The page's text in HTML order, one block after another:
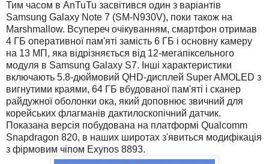
Тим часом в AnTuTu засвітився один з варіантів
Samsung Galaxy Note 7 (SM-N930V), поки також на
Marshmallow. Всупереч очікуванням, смартфон отримав
4 ГБ оперативної пам'яті замість 6 ГБ і основну камеру
на 13 МП, яка відрізняється від 12-мегапіксельного
модуля в Samsung Galaxy S7. Інші характеристики
включають 5.8-дюймовий QHD-дисплей Super AMOLED з
вигнутими краями, 64 ГБ вбудованої пам'яті і сканер
райдужної оболонки ока, який доповнює звичний для
корейських флагманів дактилоскопічний датчик.
Показана версія побудована на платформі Qualcomm
Snapdragon 820, в наших широтах з'явиться модифікація
з фірмовим чіпом Exynos 8893.